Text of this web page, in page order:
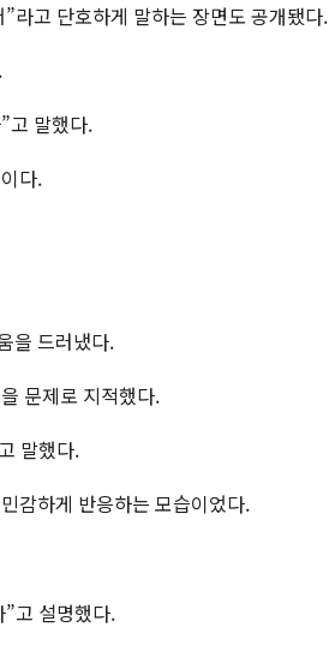
라고 단호하게 말하는 장면도 공개됐다.
고 말했다.
다.
을 드러냈다.
문제로 지적했다.
말했다.
감하게 반응하는 모습이었다.
고 설명했다.